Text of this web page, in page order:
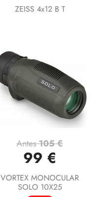
ZEISS 4x12 B T
Antes105 €
99 €
VORTEX MONOCULAR
SOLO 10X25